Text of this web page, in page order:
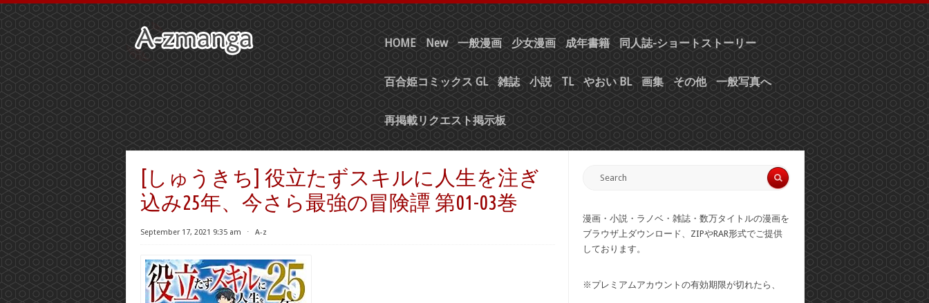
HOME New 一般漫画 少女漫画 成年書籍 同人誌-ショートストーリー
百合姫コミックス GL 雑誌 小説 TL やおい BL 画集 その他 一般写真へ
再掲載リクエスト掲示板
[しゅうきち] 役立たずスキルに人生を注ぎ
込み25年、今さら最強の冒険譚 第01-03巻
September 17, 2021 9:35 am ⋅ A-z
漫画・小説・ラノベ・雑誌・数万タイトルの漫画を
ブラウザ上ダウンロード、ZIPやRAR形式でご提供
しております。
※プレミアムアカウントの有効期限が切れたら、